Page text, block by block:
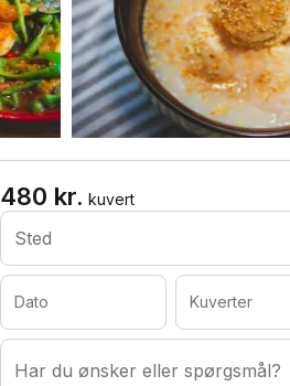
480 kr. kuvert
Sted
Dato Kuverter
Har du ønsker eller spørgsmål?